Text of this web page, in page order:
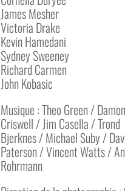
James Mesher
Victoria Drake
Kevin Hamedani
Sydney Sweeney
Richard Carmen
John Kobasic
Musique : Theo Green / Damon
Criswell / Jim Casella / Trond
Bjerknes / Michael Suby /
Paterson / Vincent Watts /
Rohrmann